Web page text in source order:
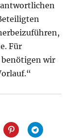
Für
wir